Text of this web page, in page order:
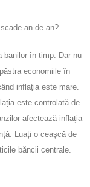
an de an?
banilor în timp. Dar nu
economiile în
inflația este mare.
este controlată de
afectează inflația
Luați o ceașcă de
băncii centrale.